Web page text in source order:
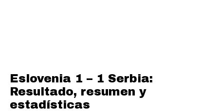
Eslovenia 1 – 1 Serbia:
Resultado, resumen y
estadísticas